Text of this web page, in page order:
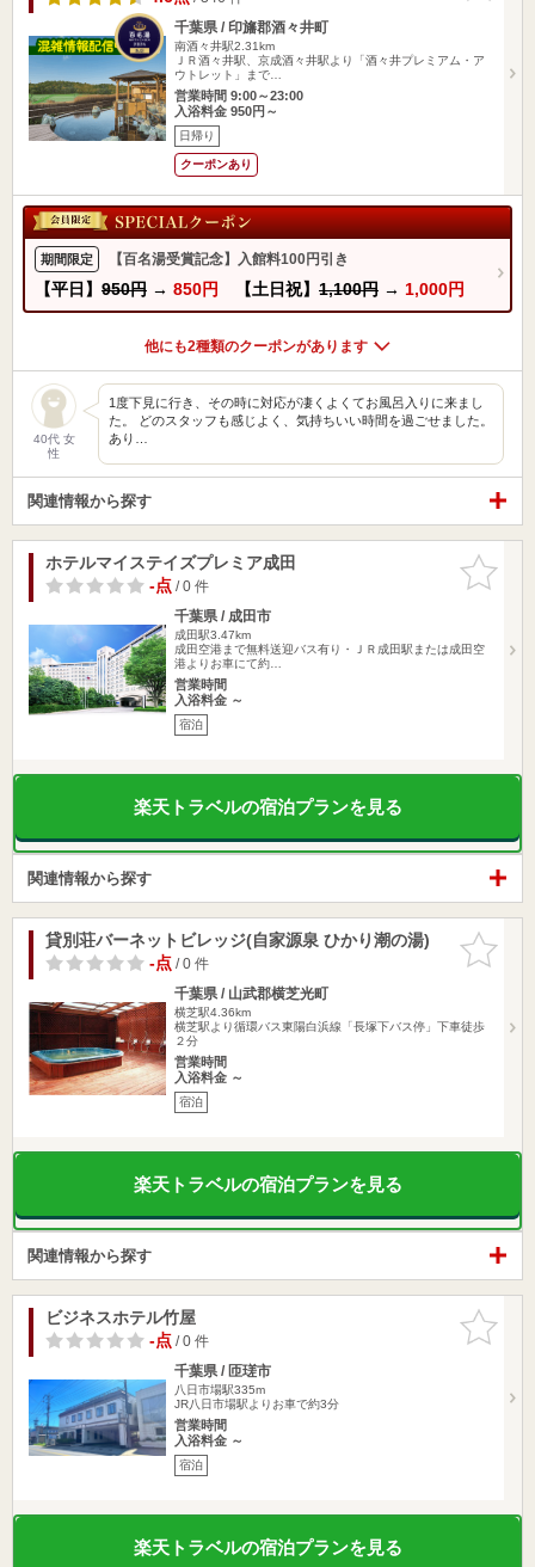
千葉県 / 印旛郡酒々井町
南酒々井駅2.31km
ＪＲ酒々井駅、京成酒々井駅より「酒々井プレミアム・ア
ウトレット」まで…
営業時間 9:00～23:00
入浴料金 950円～
日帰り
クーポンあり
期間限定 【百名湯受賞記念】入館料100円引き
【平日】 950円 → 850円 【土日祝】 1,100円 → 1,000円
他にも2種類のクーポンがあります
40代 女
性
1度下見に行き、その時に対応が凄くよくてお風呂入りに来まし
た。 どのスタッフも感じよく、気持ちいい時間を過ごせました。
あり…
関連情報から探す
お気に入
りに追加
ホテルマイステイズプレミア成田
-点/ 0 件
千葉県 / 成田市
成田駅3.47km
成田空港まで無料送迎バス有り・ＪＲ成田駅または成田空
港よりお車にて約…
営業時間
入浴料金 ～
宿泊
楽天トラベルの宿泊プランを見る
関連情報から探す
お気に入
りに追加
貸別荘バーネットビレッジ(自家源泉 ひかり潮の湯)
-点/ 0 件
千葉県 / 山武郡横芝光町
横芝駅4.36km
横芝駅より循環バス東陽白浜線「長塚下バス停」下車徒歩
２分
営業時間
入浴料金 ～
宿泊
楽天トラベルの宿泊プランを見る
関連情報から探す
お気に入
りに追加
ビジネスホテル竹屋
-点/ 0 件
千葉県 / 匝瑳市
八日市場駅335m
JR八日市場駅よりお車で約3分
営業時間
入浴料金 ～
宿泊
楽天トラベルの宿泊プランを見る